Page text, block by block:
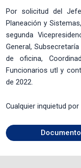
Por solicitud del
Planeación y
segunda
General,
de oficina,
Funcionarios utl y
de 2022.
Cualquier inquietud
Documento